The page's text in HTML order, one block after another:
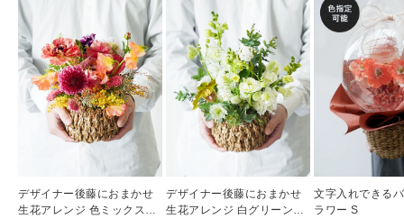
デザイナー後藤におまかせ
生花アレンジ 色ミックスS
デザイナー後藤におまかせ
生花アレンジ 白グリーンS
文字入れできる
ラワー S